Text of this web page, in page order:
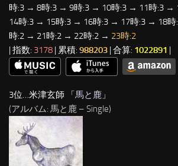
時:3 → 8時:3 → 9時:3 → 10時:3 → 11時:3 →
14時:3 → 15時:3 → 16時:3 → 17時:3 → 18
時:2 → 21時:2 → 22時:2 → 23時:2
| 指数: 3178 | 累積: 988203 | 合算: 1022891 |
3位…米津玄師 「 馬と鹿 」
(アルバム: 馬と鹿 – Single)